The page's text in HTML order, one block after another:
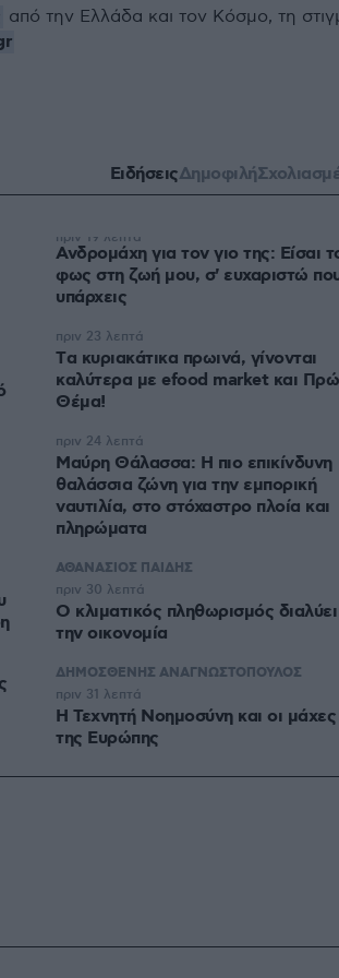
από την Ελλάδα και τον Κόσμο, τη
ΕιδήσειςΔημοφιλή
Ανδρομάχη για τον γιο της: Είσαι
φως στη ζωή μου, σ' ευχαριστώ
υπάρχεις
πριν 19 λεπτά
Tα κυριακάτικα πρωινά, γίνονται
καλύτερα με efood market και
Θέμα!
πριν 23 λεπτά
Μαύρη Θάλασσα: Η πιο επικίνδυνη
θαλάσσια ζώνη για την εμπορική
ναυτιλία, στο στόχαστρο πλοία και
πληρώματα
πριν 24 λεπτά
ΑΘΑΝΑΣΙΟΣ ΠΑΙΔΗΣ
Ο κλιματικός πληθωρισμός διαλύει
την οικονομία
πριν 30 λεπτά
ΔΗΜΟΣΘΕΝΗΣ ΑΝΑΓΝΩΣΤΟΠΟΥΛΟΣ
H Τεχνητή Νοημοσύνη και οι μάχες
της Ευρώπης
πριν 31 λεπτά